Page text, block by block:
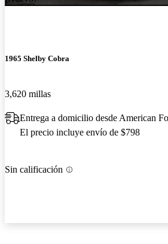
1965 Shelby Cobra
3,620 millas
Entrega a domicilio desde American
El precio incluye envío de $798
Sin calificación